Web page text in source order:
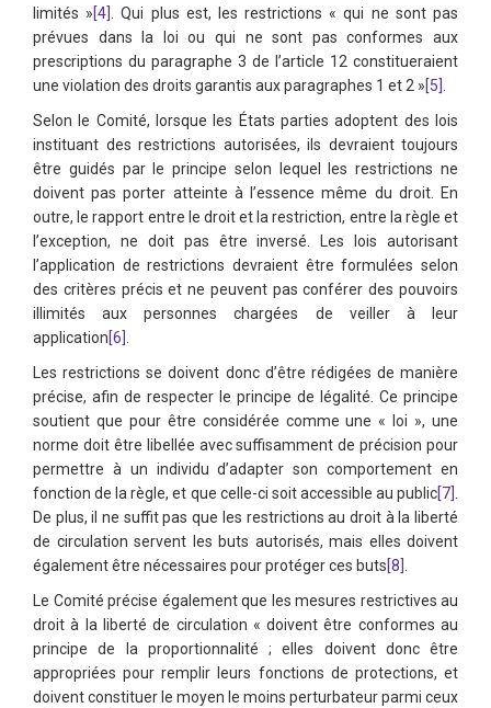
limités »[4] . Qui plus est, les restrictions « qui ne sont pas
prévues dans la loi ou qui ne sont pas conformes aux
prescriptions du paragraphe 3 de l’article 12 constitueraient
une violation des droits garantis aux paragraphes 1 et 2 »[5] .
Selon le Comité, lorsque les États parties adoptent des lois
instituant des restrictions autorisées, ils devraient toujours
être guidés par le principe selon lequel les restrictions ne
doivent pas porter atteinte à l’essence même du droit. En
outre, le rapport entre le droit et la restriction, entre la règle et
l’exception, ne doit pas être inversé. Les lois autorisant
l’application de restrictions devraient être formulées selon
des critères précis et ne peuvent pas conférer des pouvoirs
illimités aux personnes chargées de veiller à leur
application[6] .
Les restrictions se doivent donc d’être rédigées de manière
précise, afin de respecter le principe de légalité. Ce principe
soutient que pour être considérée comme une « loi », une
norme doit être libellée avec suffisamment de précision pour
permettre à un individu d’adapter son comportement en
fonction de la règle, et que celle-ci soit accessible au public[7] .
De plus, il ne suffit pas que les restrictions au droit à la liberté
de circulation servent les buts autorisés, mais elles doivent
également être nécessaires pour protéger ces buts[8] .
Le Comité précise également que les mesures restrictives au
droit à la liberté de circulation « doivent être conformes au
principe de la proportionnalité ; elles doivent donc être
appropriées pour remplir leurs fonctions de protections, et
doivent constituer le moyen le moins perturbateur parmi ceux